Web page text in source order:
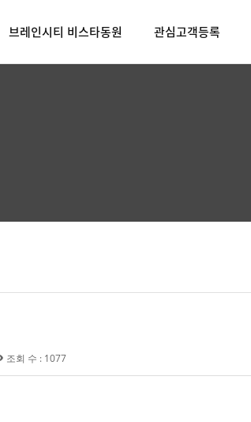
브레인시티 비스타동원 관심고객등록
조회 수 : 1077